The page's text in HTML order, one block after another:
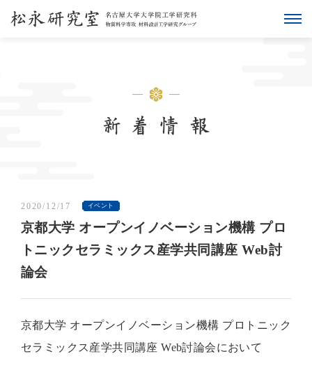
2020/12/17 イベント
京都大学 オープンイノベーション機構 プロ
トニックセラミックス産学共同講座 Web討
論会
京都大学 オープンイノベーション機構 プロトニック
セラミックス産学共同講座 Web討論会において